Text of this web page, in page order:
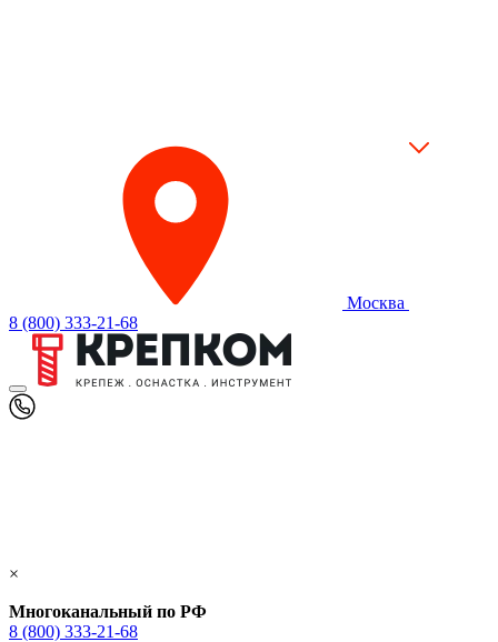
Москва
8 (800) 333-21-68
×
Многоканальный по РФ
8 (800) 333‑21-68